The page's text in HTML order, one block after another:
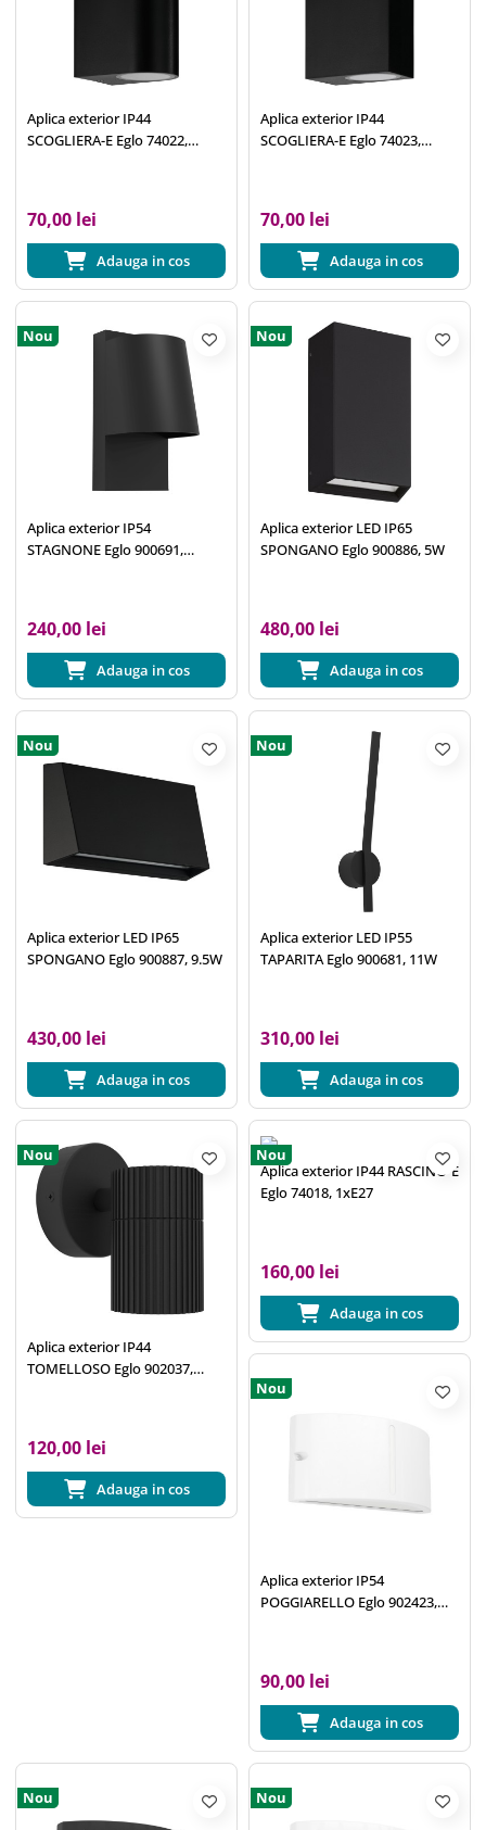
Aplica exterior IP44
SCOGLIERA-E Eglo 74022,
70,00 lei
Adauga in cos
Aplica exterior IP44
SCOGLIERA-E Eglo 74023,
70,00 lei
Adauga in cos
Nou
Aplica exterior IP54
STAGNONE Eglo 900691,
240,00 lei
Adauga in cos
Nou
Aplica exterior LED IP65
SPONGANO Eglo 900886, 5W
480,00 lei
Adauga in cos
Nou
Aplica exterior LED IP65
SPONGANO Eglo 900887, 9.5W
430,00 lei
Adauga in cos
Nou
Aplica exterior LED IP55
TAPARITA Eglo 900681, 11W
310,00 lei
Adauga in cos
Nou
Aplica exterior IP44
TOMELLOSO Eglo 902037,
120,00 lei
Adauga in cos
Nou
Aplica exterior IP44 RASCINO-E
Eglo 74018, 1xE27
160,00 lei
Adauga in cos
Nou
Aplica exterior IP54
POGGIARELLO Eglo 902423,
90,00 lei
Adauga in cos
Nou Nou